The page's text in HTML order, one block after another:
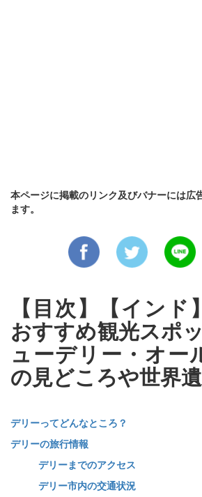
本ページに掲載のリンク及びバナーには広
ます。
【目次】【インド
おすすめ観光スポ
ューデリー・オー
の見どころや世界
デリーってどんなところ？
デリーの旅行情報
デリーまでのアクセス
デリー市内の交通状況